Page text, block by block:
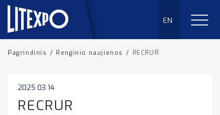
EN
Pagrindinis / Renginio naujienos / RECRUR
2025 03 14
RECRUR